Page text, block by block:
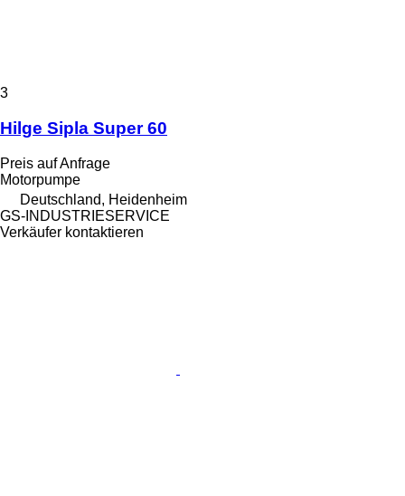
3
Hilge Sipla Super 60
Preis auf Anfrage
Motorpumpe
Deutschland, Heidenheim
GS-INDUSTRIESERVICE
Verkäufer kontaktieren